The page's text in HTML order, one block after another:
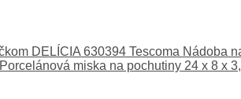
Tescoma Nádoba
Porcelánová miska na pochutiny 24 x 8 x